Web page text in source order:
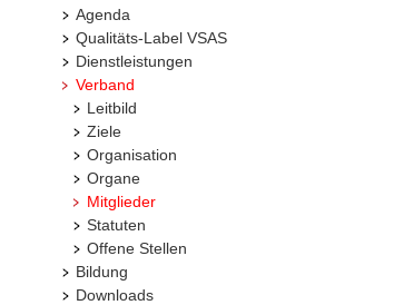
Agenda
Qualitäts-Label VSAS
Dienstleistungen
Verband
Leitbild
Ziele
Organisation
Organe
Mitglieder
Statuten
Offene Stellen
Bildung
Downloads